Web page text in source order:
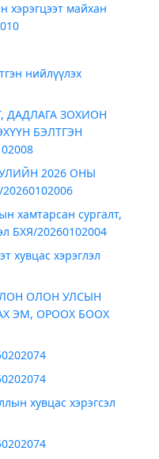
хэрэгцээт майхан
нийлүүлэх
ДАДЛАГА ЗОХИОН
БЭЛТГЭН
2026 ОНЫ
хамтарсан сургалт,
БХЯ/20260102004
хувцас хэрэглэл
ОЛОН УЛСЫН
ЭМ, ОРООХ БООХ
хувцас хэрэгсэл